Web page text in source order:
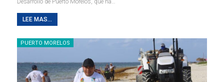
Desarrollo de Puerto Morelos, que ha…
LEE MAS...
PUERTO MORELOS